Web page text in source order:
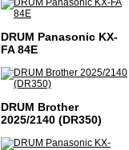
DRUM Panasonic KX-
FA 84E
DRUM Brother
2025/2140 (DR350)